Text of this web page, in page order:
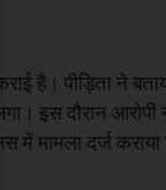
है। पीड़िता ने
इस दौरान
में मामला दर्ज कराया